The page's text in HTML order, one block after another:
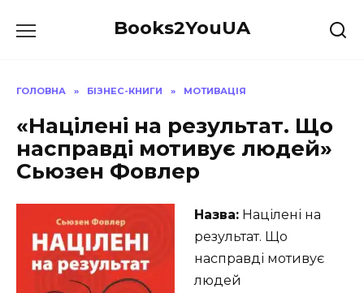
до
Books2YouUA
ГОЛОВНА » БІЗНЕС-КНИГИ » МОТИВАЦІЯ
«Націлені на результат. Що
насправді мотивує людей»
Сьюзен Фовлер
Назва: Націлені на
результат. Що
насправді мотивує
людей